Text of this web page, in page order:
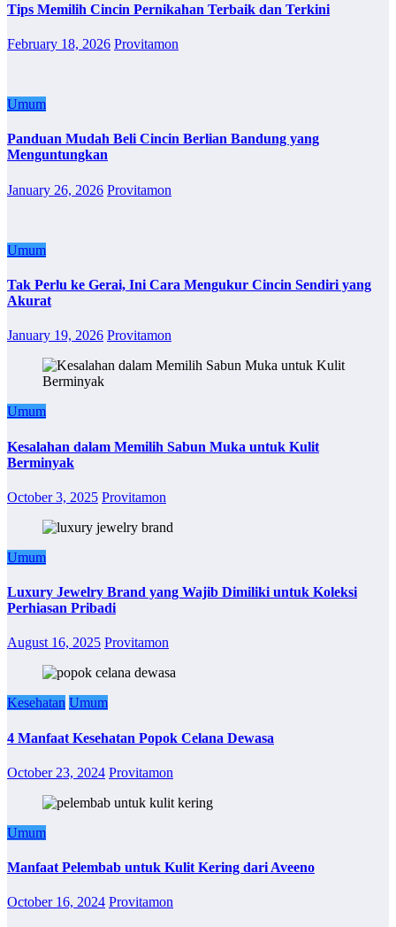
Tips Memilih Cincin Pernikahan Terbaik dan Terkini
February 18, 2026 Provitamon
Umum
Panduan Mudah Beli Cincin Berlian Bandung yang
Menguntungkan
January 26, 2026 Provitamon
Umum
Tak Perlu ke Gerai, Ini Cara Mengukur Cincin Sendiri yang
Akurat
January 19, 2026 Provitamon
Umum
Kesalahan dalam Memilih Sabun Muka untuk Kulit
Berminyak
October 3, 2025 Provitamon
Umum
Luxury Jewelry Brand yang Wajib Dimiliki untuk Koleksi
Perhiasan Pribadi
August 16, 2025 Provitamon
Kesehatan Umum
4 Manfaat Kesehatan Popok Celana Dewasa
October 23, 2024 Provitamon
Umum
Manfaat Pelembab untuk Kulit Kering dari Aveeno
October 16, 2024 Provitamon